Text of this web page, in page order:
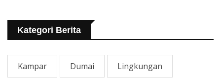
Kategori Berita
Kampar Dumai Lingkungan